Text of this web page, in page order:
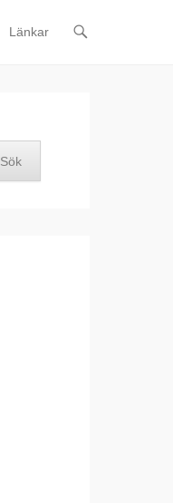
Länkar
Sök